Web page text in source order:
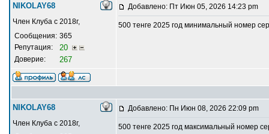
NIKOLAY68
Член Клуба с 2018г,
Сообщения: 365
Репутация:
20
Доверие: 267
Добавлено: Пт Июн 05, 2026 14:23 pm
500 тенге 2025 год минимальный номер
NIKOLAY68
Член Клуба с 2018г,
Добавлено: Пн Июн 08, 2026 22:09 pm
500 тенге 2025 год максимальный номер